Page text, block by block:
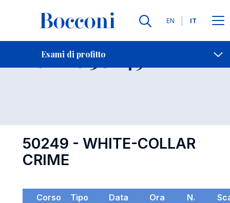
Lingue
EN IT
Esami di profitto
Contatti
Esame 50249 Open
50249 - WHITE-COLLAR
CRIME
Corso
Tipo Data Ora
N.